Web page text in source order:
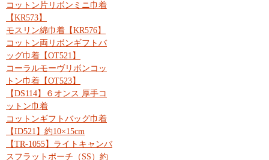
コットン片リボンミニ巾着
【KR573】
モスリン綿巾着【KR576】
コットン両リボンギフトバ
ッグ巾着【OT521】
コーラルモーヴリボンコッ
トン巾着【OT523】
【DS114】６オンス 厚手コ
ットン巾着
コットンギフトバッグ巾着
【ID521】約10×15cm
【TR-1055】ライトキャンバ
スフラットポーチ（SS）約